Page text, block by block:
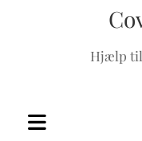
Hjælp til